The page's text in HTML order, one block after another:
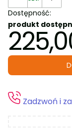
Dostępność:
produkt
Cena
Zadzwoń i